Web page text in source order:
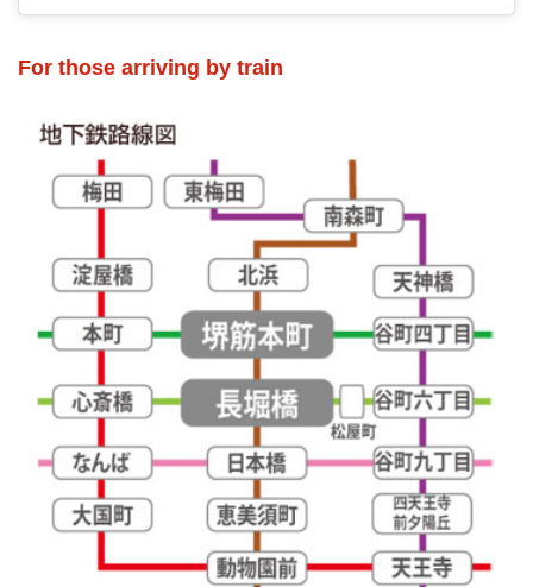
For those arriving by train